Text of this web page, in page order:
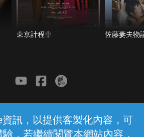
訊，以提供客製化內容，可
，若繼續閱覽本網站內容，
東京計程車 佐藤妻夫物
有限公司個人家庭分公司